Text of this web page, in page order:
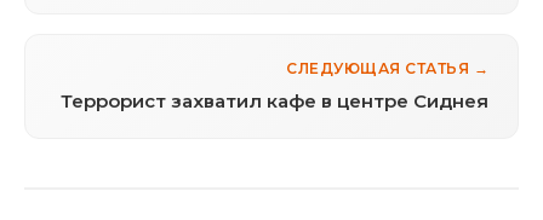
СЛЕДУЮЩАЯ СТАТЬЯ →
Террорист захватил кафе в центре Сиднея